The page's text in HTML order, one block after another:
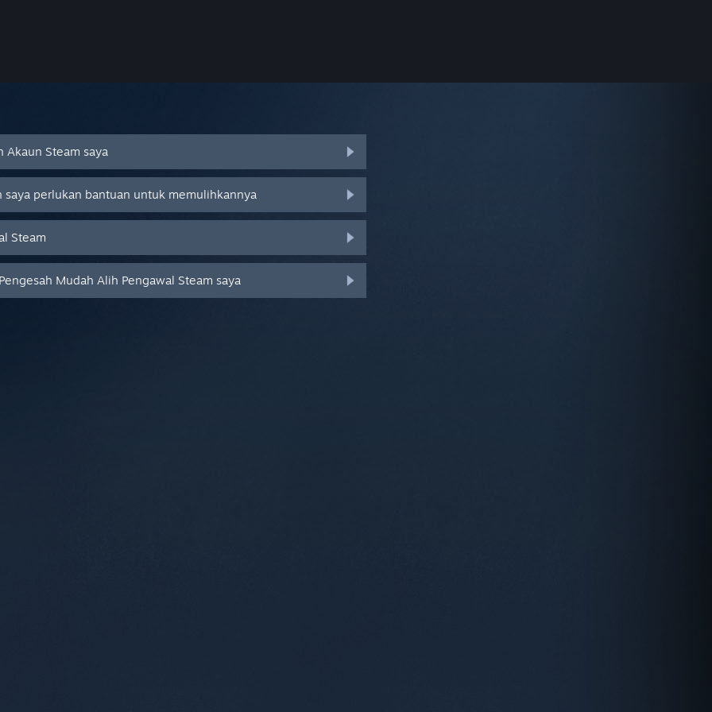
Akaun Steam saya
saya perlukan bantuan untuk memulihkannya
Steam
Mudah Alih Pengawal Steam saya